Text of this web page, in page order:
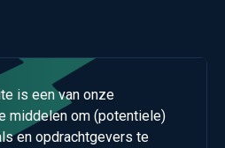
is een van onze
middelen om (potentiele)
en opdrachtgevers te